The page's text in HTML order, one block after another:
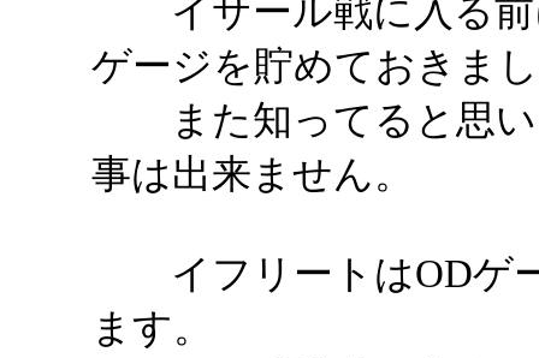
イサール戦に入る前
ゲージを貯めておきま
また知ってると思い
事は出来ません。
イフリートはODゲ
ます。